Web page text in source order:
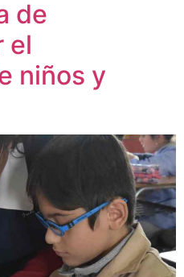
de
el
niños y